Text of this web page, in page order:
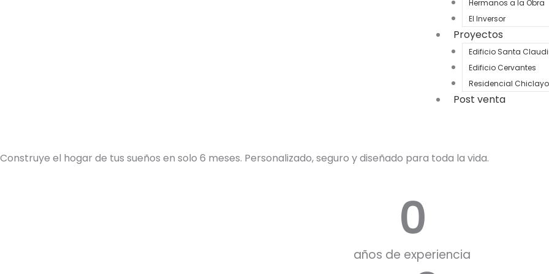
Hermanos a la Obra
El Inversor
Proyectos
Edificio Santa
Edificio Cervantes
Residencial Chiclayo
Post venta
Construye el hogar de tus sueños en solo 6 meses. Personalizado, seguro y diseñado para toda la vida.
años de experiencia
0